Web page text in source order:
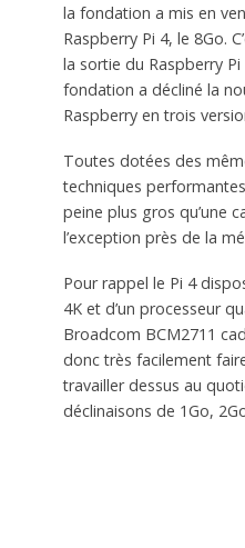
la fondation a mis en
Raspberry Pi 4, le 8Go.
la sortie du Raspberry Pi
fondation a décliné la
Raspberry en trois
Toutes dotées des
techniques
peine plus gros qu’une
l’exception près de la
Pour rappel le Pi 4
4K et d’un processeur
Broadcom BCM2711
donc très facilement
travailler dessus au
déclinaisons de 1Go,